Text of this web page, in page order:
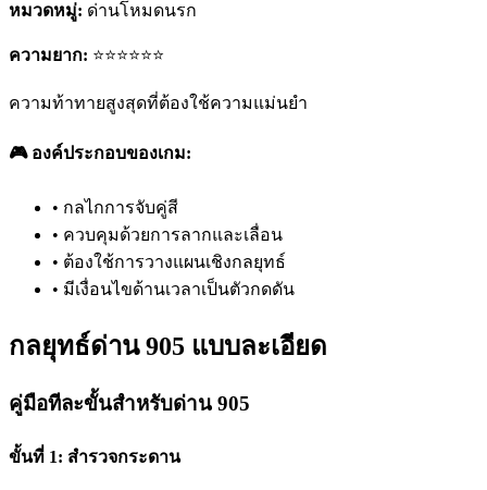
หมวดหมู่: ด่านโหมดนรก
ความยาก: ⭐⭐⭐⭐⭐⭐
ความท้าทายสูงสุดที่ต้องใช้ความแม่นยำ
🎮 องค์ประกอบของเกม:
• กลไกการจับคู่สี
• ควบคุมด้วยการลากและเลื่อน
• ต้องใช้การวางแผนเชิงกลยุทธ์
• มีเงื่อนไขด้านเวลาเป็นตัวกดดัน
กลยุทธ์ด่าน 905 แบบละเอียด
คู่มือทีละขั้นสำหรับด่าน 905
ขั้นที่ 1: สำรวจกระดาน